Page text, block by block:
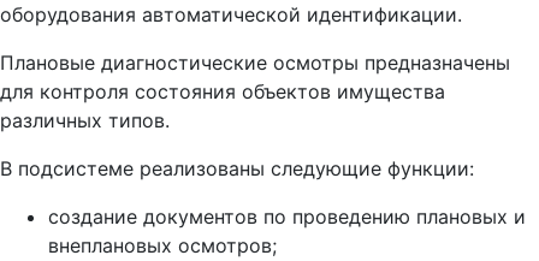
оборудования автоматической идентификации.
Плановые диагностические осмотры предназначены
для контроля состояния объектов имущества
различных типов.
В подсистеме реализованы следующие функции:
создание документов по проведению плановых и
внеплановых осмотров;